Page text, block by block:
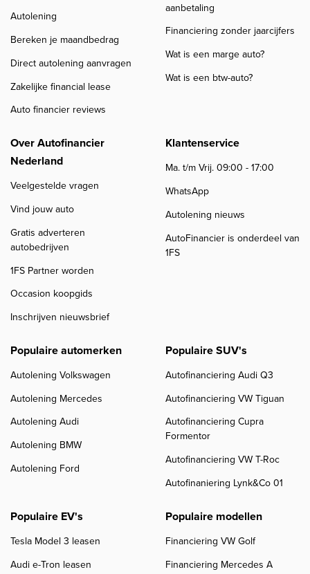
Autolening
Bereken je maandbedrag
Direct autolening aanvragen
Zakelijke financial lease
Auto financier reviews
aanbetaling
Financiering zonder jaarcijfers
Wat is een marge auto?
Wat is een btw-auto?
Over Autofinancier
Nederland
Veelgestelde vragen
Vind jouw auto
Gratis adverteren
autobedrijven
1FS Partner worden
Occasion koopgids
Inschrijven nieuwsbrief
Klantenservice
Ma. t/m Vrij. 09:00 - 17:00
WhatsApp
Autolening nieuws
AutoFinancier is onderdeel van
1FS
Populaire automerken
Autolening Volkswagen
Autolening Mercedes
Autolening Audi
Autolening BMW
Autolening Ford
Populaire SUV's
Autofinanciering Audi Q3
Autofinanciering VW Tiguan
Autofinanciering Cupra
Formentor
Autofinanciering VW T-Roc
Autofinaniering Lynk&Co 01
Populaire EV's
Tesla Model 3 leasen
Audi e-Tron leasen
Populaire modellen
Financiering VW Golf
Financiering Mercedes A